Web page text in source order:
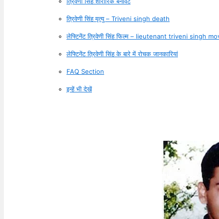
त्रिवेणी सिंह मृत्यु – Triveni singh death
लेफ्टिनेंट त्रिवेणी सिंह फिल्म – lieutenant triveni singh
लेफ्टिनेंट त्रिवेणी सिंह के बारे में रोचक जानकारियां
FAQ Section
इन्हें भी देखें